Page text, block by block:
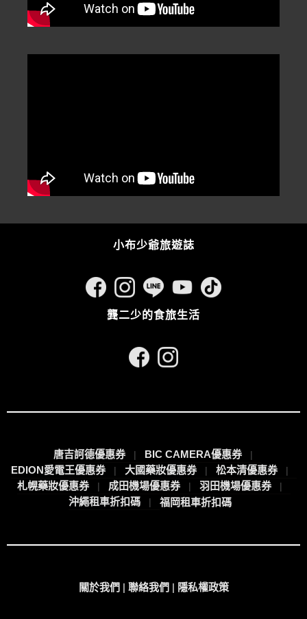
小布少爺旅遊誌
龔二少的食旅生活
唐吉訶德優惠券
BIC CAMERA優惠券
EDION愛電王優惠券
大國藥妝優惠券
松本清優惠券
札幌藥妝優惠券
成田機場優惠券
羽田機場優惠券
沖繩租車折扣碼
福岡租車折扣碼
關於我們 | 聯絡我們 | 隱私權政策